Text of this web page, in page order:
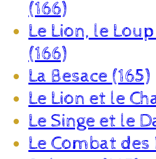
(166)
Le Lion, le
(166)
La Besace (165)
Le Lion et le
Le Singe et le
Le Combat des